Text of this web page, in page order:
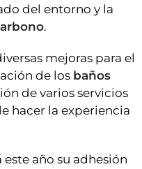
del entorno y la
.
mejoras para el
de los baños
de varios servicios
hacer la experiencia
año su adhesión